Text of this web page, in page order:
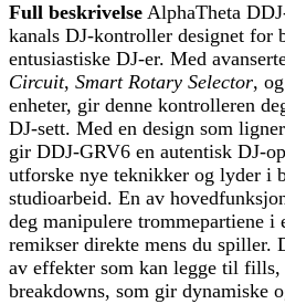
Full beskrivelse AlphaTheta
kanals DJ-kontroller designet for
entusiastiske DJ-er. Med
Circuit, Smart Rotary Selector,
enheter, gir denne kontrolleren
DJ-sett. Med en design som
gir DDJ-GRV6 en autentisk DJ-
utforske nye teknikker og lyder i
studioarbeid. En av
deg manipulere trommepartiene i
remikser direkte mens du spiller.
av effekter som kan legge til fills,
breakdowns, som gir dynamiske